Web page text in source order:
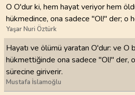
O O'dur ki, hem hayat veriyor hem
hükmedince, ona sadece "Ol!" der; o
Yaşar Nuri Öztürk
Hayatı ve ölümü yaratan O'dur: ve O
hükmettiğinde ona sadece "Ol!" der,
sürecine giriverir.
Mustafa İslamoğlu